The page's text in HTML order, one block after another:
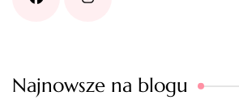
Najnowsze na blogu